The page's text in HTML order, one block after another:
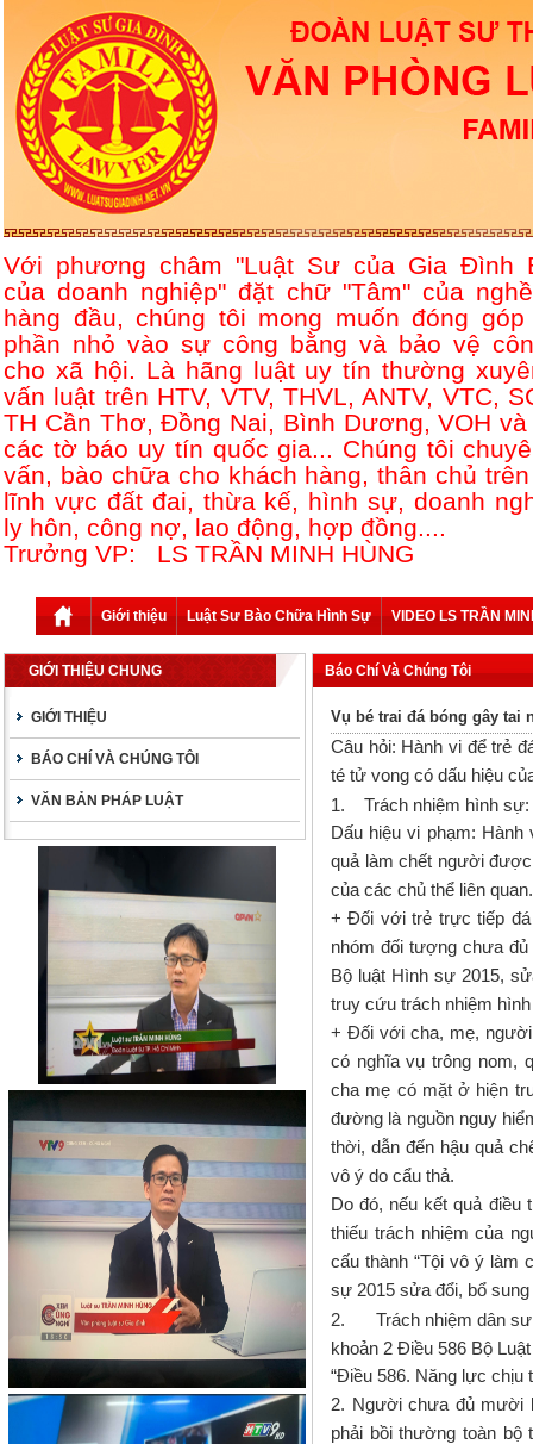
Với phương châm "Luật Sư của Gia Đình
của doanh nghiệp" đặt chữ "Tâm" của
hàng đầu, chúng tôi mong muốn đóng góp
phần nhỏ vào sự công bằng và bảo vệ
cho xã hội. Là hãng luật uy tín thường
vấn luật trên HTV, VTV, THVL, ANTV, VTC,
TH Cần Thơ, Đồng Nai, Bình Dương, VOH và
các tờ báo uy tín quốc gia... Chúng tôi
vấn, bào chữa cho khách hàng, thân chủ
lĩnh vực đất đai, thừa kế, hình sự, doanh
ly hôn, công nợ, lao động, hợp đồng....
Trưởng VP: LS TRẦN MINH HÙNG
Giới thiệu Luật Sư Bào Chữa Hình Sự VIDEO LS TRẦN
GIỚI THIỆU CHUNG
GIỚI THIỆU
BÁO CHÍ VÀ CHÚNG TÔI
VĂN BẢN PHÁP LUẬT
Báo Chí Và Chúng Tôi
Vụ bé trai đá bóng gây tai
Câu hỏi: Hành vi để trẻ
té tử vong có dấu hiệu
1.
Trách nhiệm hình sự:
Dấu hiệu vi phạm: Hành
quả làm chết người được
của các chủ thể liên quan.
+ Đối với trẻ trực tiếp đá
nhóm đối tượng chưa
Bộ luật Hình sự 2015,
truy cứu trách nhiệm
+ Đối với cha, mẹ,
có nghĩa vụ trông nom,
cha mẹ có mặt ở hiện
đường là nguồn nguy
thời, dẫn đến hậu quả
vô ý do cẩu thả.
Do đó, nếu kết quả điều
thiếu trách nhiệm của
cấu thành “Tội vô ý làm
sự 2015 sửa đổi, bổ sung
2.
Trách nhiệm dân
khoản 2 Điều 586 Bộ
“Điều 586. Năng lực chịu
2. Người chưa đủ mười
phải bồi thường toàn bộ